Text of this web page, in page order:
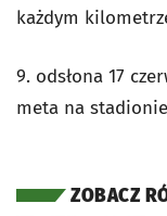
każdym
9. odsłona 17
meta na
ZOBACZ